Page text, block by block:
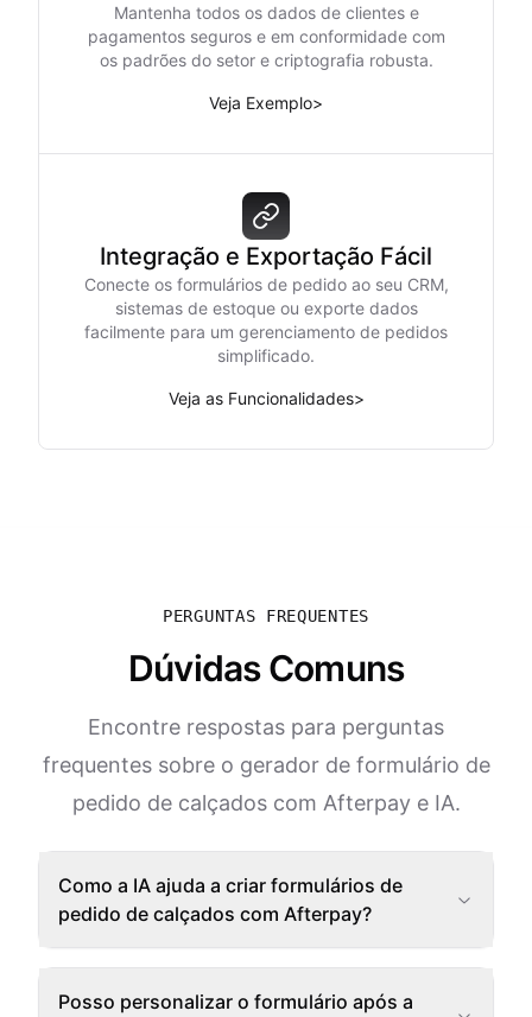
Mantenha todos os dados de clientes e
pagamentos seguros e em conformidade com
os padrões do setor e criptografia robusta.
Veja Exemplo>
Integração e Exportação Fácil
Conecte os formulários de pedido ao seu CRM,
sistemas de estoque ou exporte dados
facilmente para um gerenciamento de pedidos
simplificado.
Veja as Funcionalidades>
PERGUNTAS FREQUENTES
Dúvidas Comuns
Encontre respostas para perguntas
frequentes sobre o gerador de formulário de
pedido de calçados com Afterpay e IA.
Como a IA ajuda a criar formulários de
pedido de calçados com Afterpay?
Posso personalizar o formulário após a